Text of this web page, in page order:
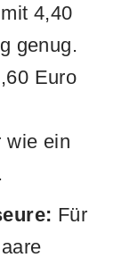
4,40
genug.
Euro
wie ein
.
Für